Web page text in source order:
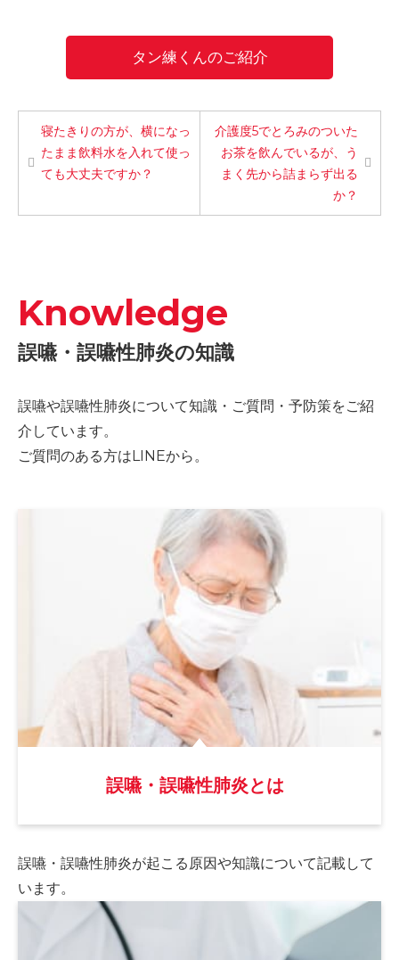
電話する
タン練くんのご紹介
寝たきりの方が、横になっ
たまま飲料水を入れて使っ
ても大丈夫ですか？
介護度5でとろみのついた
お茶を飲んでいるが、う
まく先から詰まらず出る
か？
Knowledge
誤嚥・誤嚥性肺炎の知識
誤嚥や誤嚥性肺炎について知識・ご質問・予防策をご紹
介しています。
ご質問のある方はLINEから。
誤嚥・誤嚥性肺炎とは
誤嚥・誤嚥性肺炎が起こる原因や知識について記載して
います。